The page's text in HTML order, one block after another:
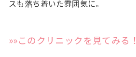
スも落ち着いた雰囲気に。
»»このクリニックを見てみる！